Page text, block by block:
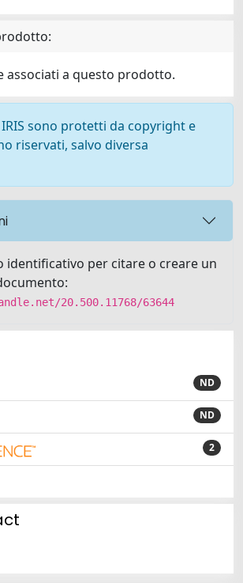
associati a questo prodotto.
sono protetti da copyright e
riservati, salvo diversa
identificativo per citare o creare un
20.500.11768/63644
ND
ND
2